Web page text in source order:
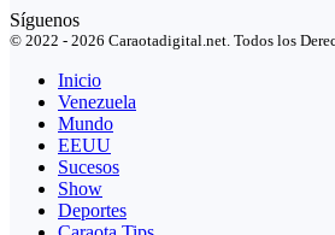
Síguenos
© 2022 - 2026 Caraotadigital.net. Todos los
Inicio
Venezuela
Mundo
EEUU
Sucesos
Show
Deportes